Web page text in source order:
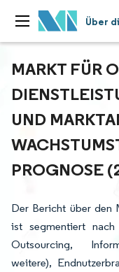
Über
MARKT FÜR
ND
ROGNOSE
Der Bericht über den
ist segmentiert nach
Outsourcing,
weitere),